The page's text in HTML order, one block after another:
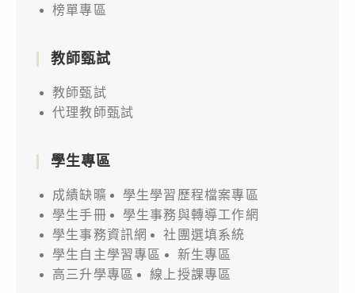
榜單專區
教師甄試
教師甄試
代理教師甄試
學生專區
成績缺曠
學生學習歷程檔案專區
學生手冊
學生事務與轉導工作網
學生事務資訊網
社團選填系統
學生自主學習專區
新生專區
高三升學專區
線上授課專區